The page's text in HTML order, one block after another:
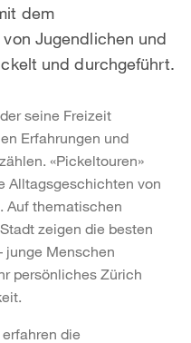
dem
Jugendlichen und
und durchgeführt.
seine Freizeit
Erfahrungen und
«Pickeltouren»
Alltagsgeschichten von
Auf thematischen
zeigen die besten
junge Menschen
persönliches Zürich
die